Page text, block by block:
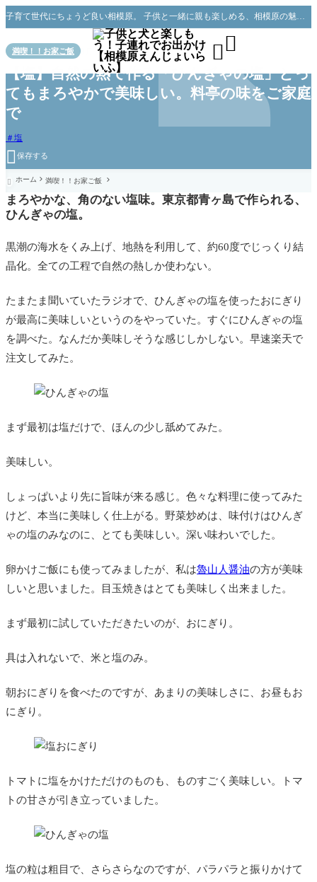
満喫！！お家ご飯 3月 16, 2023
【塩】自然の熱で作る「ひんぎゃの塩」とっ
てもまろやかで美味しい。料亭の味をご家庭
で
塩
 保存する
子育て世代にちょうど良い相模原。 子供と一緒に親も楽しめる、相模原の魅力をお伝えできればと思っています。

 ホーム 満喫！！お家ご飯
まろやかな、角のない塩味。東京都青ヶ島で作られる、
ひんぎゃの塩。
黒潮の海水をくみ上げ、地熱を利用して、約60度でじっくり結
晶化。全ての工程で自然の熱しか使わない。
たまたま聞いていたラジオで、ひんぎゃの塩を使ったおにぎり
が最高に美味しいというのをやっていた。すぐにひんぎゃの塩
を調べた。なんだか美味しそうな感じしかしない。早速楽天で
注文してみた。
まず最初は塩だけで、ほんの少し舐めてみた。
美味しい。
しょっぱいより先に旨味が来る感じ。色々な料理に使ってみた
けど、本当に美味しく仕上がる。野菜炒めは、味付けはひんぎ
ゃの塩のみなのに、とても美味しい。深い味わいでした。
卵かけご飯にも使ってみましたが、私は魯山人醤油の方が美味
しいと思いました。目玉焼きはとても美味しく出来ました。
まず最初に試していただきたいのが、おにぎり。
具は入れないで、米と塩のみ。
朝おにぎりを食べたのですが、あまりの美味しさに、お昼もお
にぎり。
トマトに塩をかけただけのものも、ものすごく美味しい。トマ
トの甘さが引き立っていました。
塩の粒は粗目で、さらさらなのですが、パラパラと振りかけて